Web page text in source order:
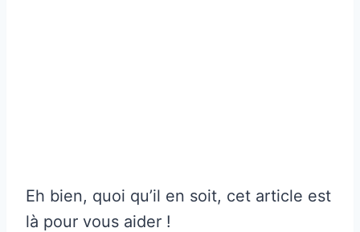
Eh bien, quoi qu’il en soit, cet article est
là pour vous aider !